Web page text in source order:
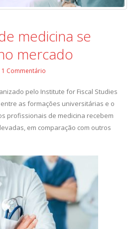
medicina se
mercado
1 Commentário
pelo Institute for Fiscal Studies
entre as formações universitárias e o
profissionais de medicina recebem
em comparação com outros